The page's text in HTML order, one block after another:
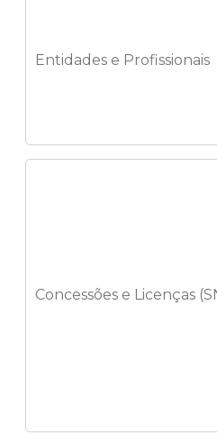
Entidades e Profissionais
Concessões e Licenças